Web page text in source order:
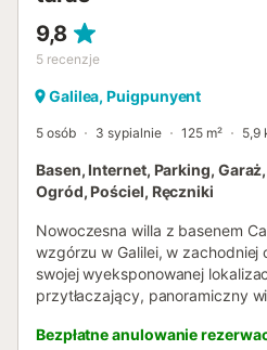
9,8
5 recenzje
Galilea, Puigpunyent
5 osób 3 sypialnie 125 m² 5,9
Basen, Internet, Parking,
Ogród, Pościel, Ręczniki
Nowoczesna willa z basenem
wzgórzu w Galilei, w zachodniej
swojej wyeksponowanej
przytłaczający, panoramiczny
doświadczysz wyjątkowej i
Bezpłatne anulowanie